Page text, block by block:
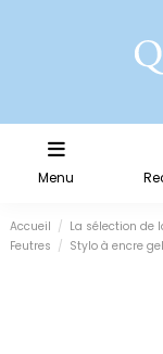
Menu
Accueil La sélection de
Feutres
Stylo à encre